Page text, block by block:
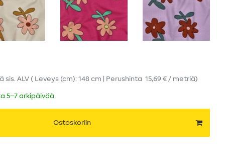
sis. ALV ( Leveys (cm): 148 cm | Perushinta 15,69 € / metriä)
5–7 arkipäivää
Ostoskoriin